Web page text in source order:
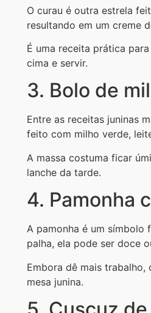
O curau é outra estrela
resultando em um creme
É uma receita prática
cima e servir.
3. Bolo de
Entre as receitas juninas
feito com milho verde,
A massa costuma ficar
lanche da tarde.
4. Pamonha
A pamonha é um símbolo
palha, ela pode ser doce
Embora dê mais
mesa junina.